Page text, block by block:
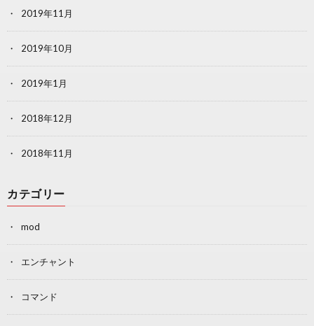
2019年11月
2019年10月
2019年1月
2018年12月
2018年11月
カテゴリー
mod
エンチャント
コマンド